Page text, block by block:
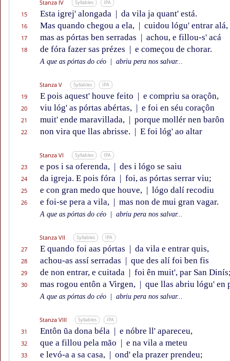
Stanza IV Syllables IPA
15 Esta igrej' alongada | da vila ja quant' está.
16 Mas quando chegou a ela, | cuidou lógu' entrar alá,
17 mas as pórtas ben serradas | achou, e fillou-s' acá
18 de fóra fazer sas prézes | e começou de chorar.
A que as pórtas do céo abriu pera nos salvar...
Stanza V Syllables IPA
19 E pois aquest' houve feito | e compriu sa oraçôn,
20 viu lóg' as pórtas abértas, | e foi en séu coraçôn
21 muit' ende maravillada, | porque mollér nen barôn
22 non vira que llas abrisse. | E foi lóg' ao altar
Stanza VI Syllables IPA
23 e pos i sa oferenda, | des i lógo se saiu
24 da igreja. E pois fóra | foi, as pórtas serrar viu;
25 e con gran medo que houve, | lógo dalí recodiu
26 e foi-se pera a vila, | mas non de mui gran vagar.
A que as pórtas do céo abriu pera nos salvar...
Stanza VII Syllables IPA
27 E quando foi aas pórtas | da vila e entrar quis,
28 achou-as assí serradas | que des alí foi ben fis
29 de non entrar, e cuitada | foi ên muit', par San
30 mas rogou entôn a Virgen, | que llas abriu lógu' en
A que as pórtas do céo abriu pera nos salvar...
Stanza VIII Syllables IPA
31 Entôn ũa dona béla | e nóbre ll' apareceu,
32 que a fillou pela mão | e na vila a meteu
33 e levó-a a sa casa, | ond' ela prazer prendeu;